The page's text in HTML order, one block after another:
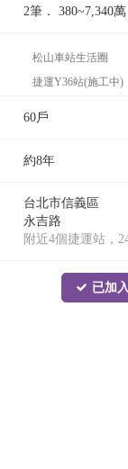
2筆． 380~7,340萬
松山車站生活圈
捷運Y36站(施工中)
60戶
約8年
台北市信義區
永吉路
附近4個捷運站，
已加